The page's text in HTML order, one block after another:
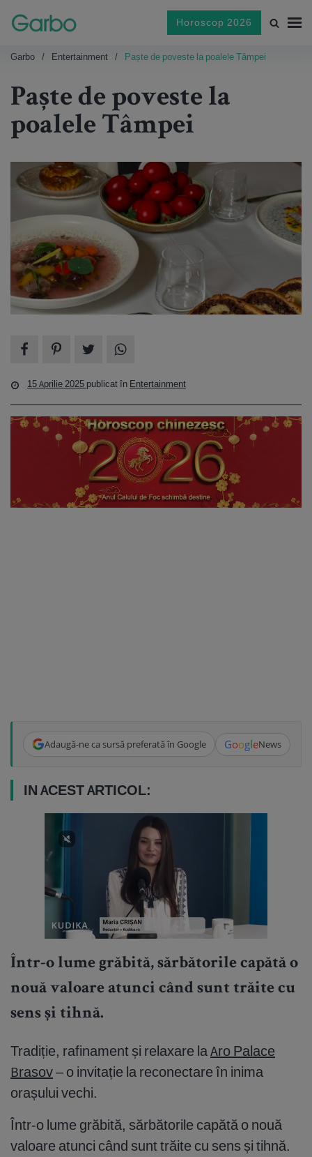
Horoscop 2026
Garbo Entertainment Paște de poveste la poalele Tâmpei
Paște de poveste la
poalele Tâmpei
15 Aprilie 2025 publicat în Entertainment
Adaugă-ne ca sursă preferată în Google GoogleNews
IN ACEST ARTICOL:
Într-o lume grăbită, sărbătorile capătă o
nouă valoare atunci când sunt trăite cu
sens și tihnă.
Tradiție, rafinament și relaxare laAro Palace
Brasov– o invitație la reconectare în inima
orașului vechi.
Într-o lume grăbită, sărbătorile capătă o nouă
valoare atunci când sunt trăite cu sens și tihnă.